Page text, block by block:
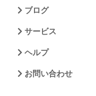
ブログ
サービス
ヘルプ
お問い合わせ